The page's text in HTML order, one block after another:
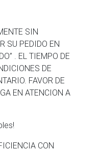
SIN
SU PEDIDO EN
. EL TIEMPO DE
DE
FAVOR DE
EN ATENCION A
CON